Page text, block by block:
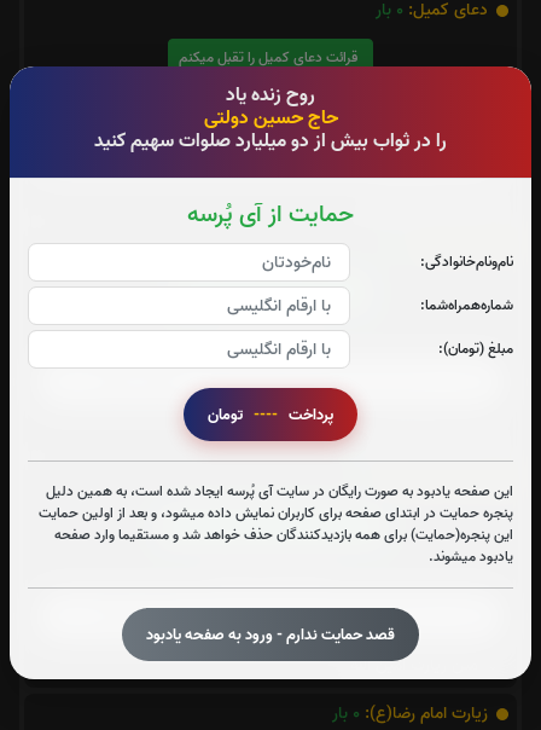
روح زنده یاد
حاج حسین دولتی
را در ثواب بیش از دو میلیارد صلوات سهیم کنید
حمایت از آی پُرسه
نام‌و‌نام‌خانوادگی:
شماره‌همراه‌شما:
مبلغ (تومان):
پرداخت ----
این صفحه یادبود به صورت رایگان در سایت آی پُرسه ایجاد شده است، به همین دلیل
پنجره حمایت در ابتدای صفحه برای کاربران نمایش داده میشود، و بعد از اولین حمایت
این پنجره(حمایت) برای همه بازدیدکنندگان حذف خواهد شد و مستقیما وارد صفحه
یادبود میشوند.
قصد حمایت ندارم - ورود به صفحه یادبود
دعای کمیل: 0 بار
قرائت دعای کمیل را تقبل میکنم
صوت دعای کمیل
قرائت دعای عهد را تقبل میکنم
صوت دعای عهد
زیارت امین الله:
بار
قرائت زیارت امین الله را تقبل میکنم
متن زیارت امین الله
زیارت امام رضا(ع): 0 بار